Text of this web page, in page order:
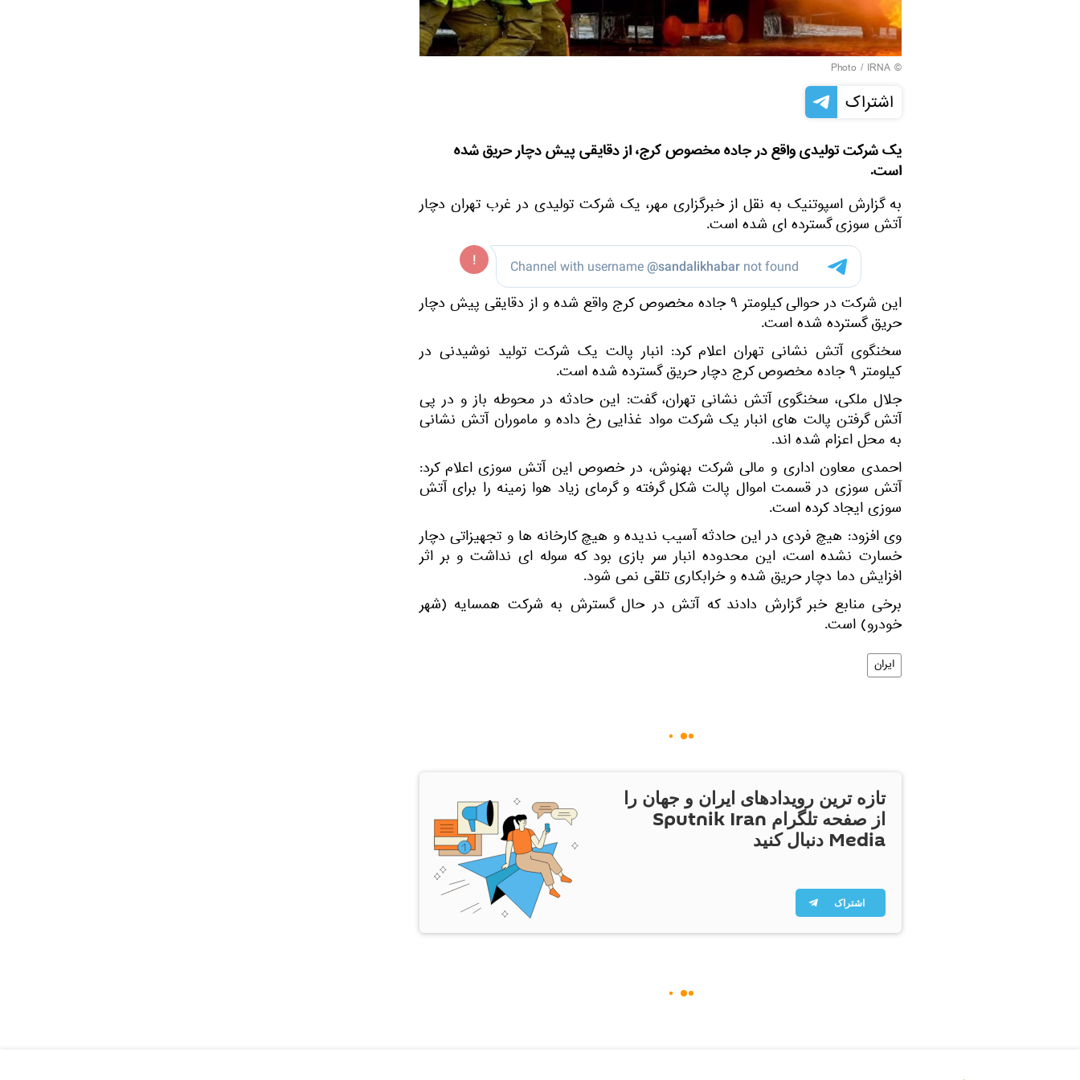
© Photo /
IRNA
اشتراک
یک شرکت تولیدی واقع در جاده مخصوص کرج، از دقایقی پیش دچار حریق شده
است.
به گزارش اسپوتنیک به نقل از خبرگزاری مهر، یک شرکت تولیدی در غرب تهران دچار
آتش سوزی گسترده‌ ای شده است.
این شرکت در حوالی کیلومتر ۹ جاده مخصوص کرج واقع شده و از دقایقی پیش دچار
حریق گسترده شده است.
سخنگوی آتش نشانی تهران اعلام کرد: انبار پالت یک شرکت تولید نوشیدنی در
کیلومتر ۹ جاده مخصوص کرج دچار حریق گسترده شده است.
جلال ملکی، سخنگوی آتش‌ نشانی تهران،‌ گفت: این حادثه در محوطه باز و در پی
آتش گرفتن پالت‌ های انبار یک شرکت مواد غذایی رخ داده و ماموران آتش‌ نشانی
به محل اعزام شده‌ اند.
احمدی معاون اداری و مالی شرکت بهنوش، در خصوص این آتش سوزی اعلام کرد:
آتش سوزی در قسمت اموال پالت شکل گرفته و گرمای زیاد هوا زمینه را برای آتش
سوزی ایجاد کرده است.
وی افزود: هیچ فردی در این حادثه آسیب ندیده و هیچ کارخانه‌ ها و تجهیزاتی دچار
خسارت نشده است، این محدوده انبار سر بازی بود که سوله‌ ای نداشت و بر اثر
افزایش دما دچار حریق شده و خرابکاری تلقی نمی‌ شود.
برخی منابع خبر گزارش دادند که آتش در حال گسترش به شرکت همسایه (شهر
خودرو) است.
ایران
تازه ترین رویدادهای ایران و جهان را
از صفحه تلگرام Sputnik Iran
Media دنبال کنید
اشتراک